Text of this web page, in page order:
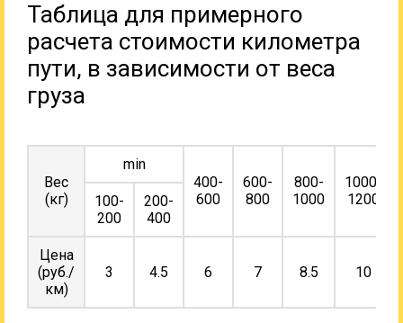
Таблица для примерного
расчета стоимости километра
пути, в зависимости от веса
груза
Вес
(кг)
min
400-
600
600-
800
800-
1000
1000-
1200
100-
200
200-
400
Цена
(руб./
км)
3 4.5 6 7 8.5 10